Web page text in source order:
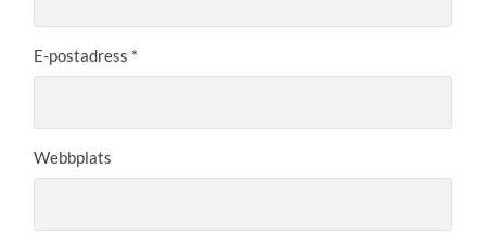
E-postadress *
Webbplats